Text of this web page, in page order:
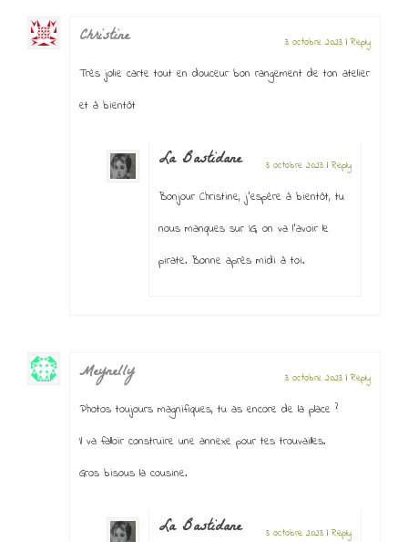
Christine 3 octobre 2023 |Reply
Très jolie carte tout en douceur bon rangement de ton atelier
et à bientôt
La Bastidane 3 octobre 2023 |Reply
Bonjour Christine, j’espère à bientôt, tu
nous manques sur IG, on va l’avoir le
pirate. Bonne après midi à toi.
Meynelly 3 octobre 2023 |Reply
Photos toujours magnifiques, tu as encore de la place ?
Il va falloir construire une annexe pour tes trouvailles.
Gros bisous la cousine.
La Bastidane 3 octobre 2023 |Reply